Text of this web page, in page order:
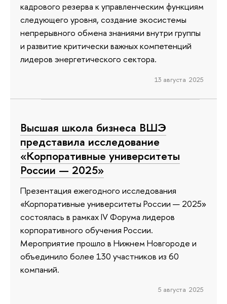
кадрового резерва к управленческим функциям
следующего уровня, создание экосистемы
непрерывного обмена знаниями внутри группы
и развитие критически важных компетенций
лидеров энергетического сектора.
13 августа 2025
Высшая школа бизнеса ВШЭ
представила исследование
«Корпоративные университеты
России — 2025»
Презентация ежегодного исследования
«Корпоративные университеты России — 2025»
состоялась в рамках IV Форума лидеров
корпоративного обучения России.
Мероприятие прошло в Нижнем Новгороде и
объединило более 130 участников из 60
компаний.
5 августа 2025